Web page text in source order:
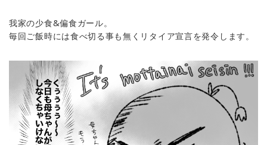
我家の少食&偏食ガール。
毎回ご飯時には食べ切る事も無くリタイア宣言を発令します。